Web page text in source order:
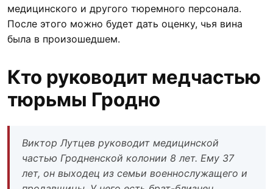
медицинского и другого тюремного персонала.
После этого можно будет дать оценку, чья вина
была в произошедшем.
Кто руководит медчастью
тюрьмы Гродно
Виктор Лутцев руководит медицинской
частью Гродненской колонии 8 лет. Ему 37
лет, он выходец из семьи военнослужащего и